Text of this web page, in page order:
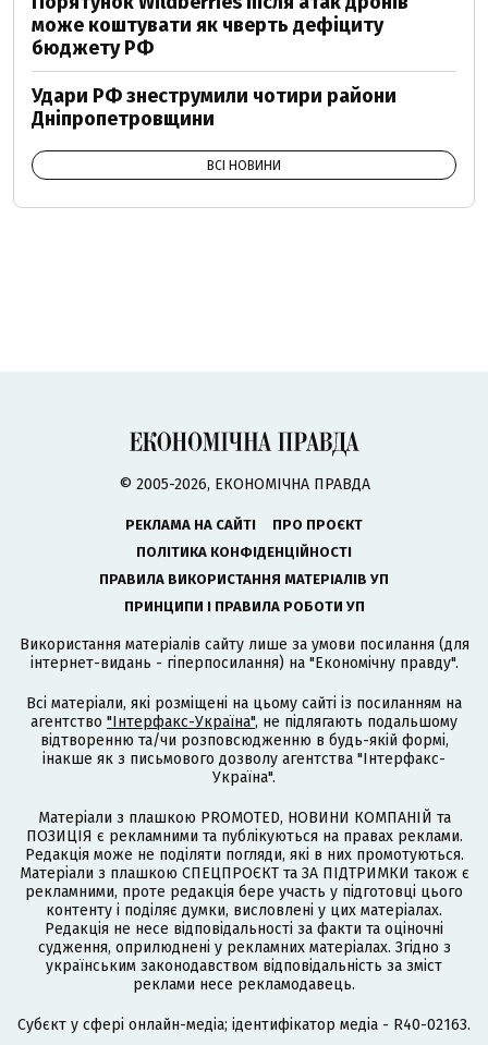
може коштувати як чверть дефіциту
бюджету РФ
Удари РФ знеструмили чотири райони
Дніпропетровщини
ВСІ НОВИНИ
© 2005-2026, ЕКОНОМІЧНА ПРАВДА
РЕКЛАМА НА САЙТІ
ПРО ПРОЄКТ
ПОЛІТИКА КОНФІДЕНЦІЙНОСТІ
ПРАВИЛА ВИКОРИСТАННЯ МАТЕРІАЛІВ УП
ПРИНЦИПИ І ПРАВИЛА РОБОТИ УП
Використання матеріалів сайту лише за умови посилання (для
інтернет-видань - гіперпосилання) на "Економічну правду".
Всі матеріали, які розміщені на цьому сайті із посиланням на
агентство "Інтерфакс-Україна", не підлягають подальшому
відтворенню та/чи розповсюдженню в будь-якій формі,
інакше як з письмового дозволу агентства "Інтерфакс-
Україна".
Матеріали з плашкою PROMOTED, НОВИНИ КОМПАНІЙ та
ПОЗИЦІЯ є рекламними та публікуються на правах реклами.
Редакція може не поділяти погляди, які в них промотуються.
Матеріали з плашкою СПЕЦПРОЄКТ та ЗА ПІДТРИМКИ також є
рекламними, проте редакція бере участь у підготовці цього
контенту і поділяє думки, висловлені у цих матеріалах.
Редакція не несе відповідальності за факти та оціночні
судження, оприлюднені у рекламних матеріалах. Згідно з
українським законодавством відповідальність за зміст
реклами несе рекламодавець.
Cубєкт у сфері онлайн-медіа; ідентифікатор медіа - R40-02163.